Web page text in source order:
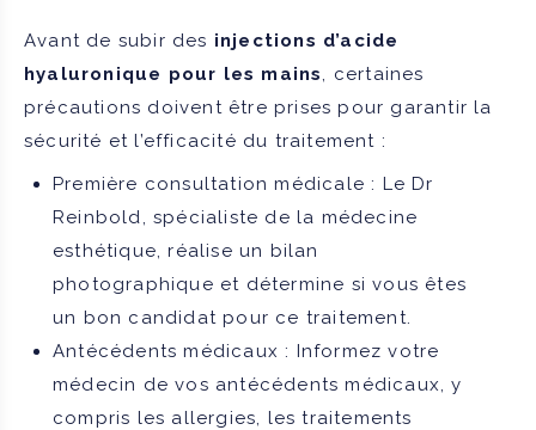
Avant de subir des injections d’acide
hyaluronique pour les mains, certaines
précautions doivent être prises pour garantir la
sécurité et l’efficacité du traitement :
Première consultation médicale : Le Dr
Reinbold, spécialiste de la médecine
esthétique, réalise un bilan
photographique et détermine si vous êtes
un bon candidat pour ce traitement.
Antécédents médicaux : Informez votre
médecin de vos antécédents médicaux, y
compris les allergies, les traitements